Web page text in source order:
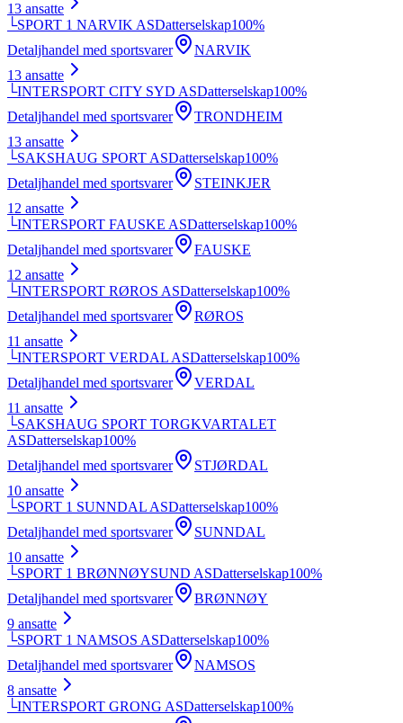
13 ansatte
└SPORT 1 NARVIK ASDatterselskap100%
Detaljhandel med sportsvarer
NARVIK
13 ansatte
└INTERSPORT CITY SYD ASDatterselskap100%
Detaljhandel med sportsvarer
TRONDHEIM
13 ansatte
└SAKSHAUG SPORT ASDatterselskap100%
Detaljhandel med sportsvarer
STEINKJER
12 ansatte
└INTERSPORT FAUSKE ASDatterselskap100%
Detaljhandel med sportsvarer
FAUSKE
12 ansatte
└INTERSPORT RØROS ASDatterselskap100%
Detaljhandel med sportsvarer
RØROS
11 ansatte
└INTERSPORT VERDAL ASDatterselskap100%
Detaljhandel med sportsvarer
VERDAL
11 ansatte
└SAKSHAUG SPORT TORGKVARTALET
ASDatterselskap100%
Detaljhandel med sportsvarer
STJØRDAL
10 ansatte
└SPORT 1 SUNNDAL ASDatterselskap100%
Detaljhandel med sportsvarer
SUNNDAL
10 ansatte
└SPORT 1 BRØNNØYSUND ASDatterselskap100%
Detaljhandel med sportsvarer
BRØNNØY
9 ansatte
└SPORT 1 NAMSOS ASDatterselskap100%
Detaljhandel med sportsvarer
NAMSOS
8 ansatte
└INTERSPORT GRONG ASDatterselskap100%